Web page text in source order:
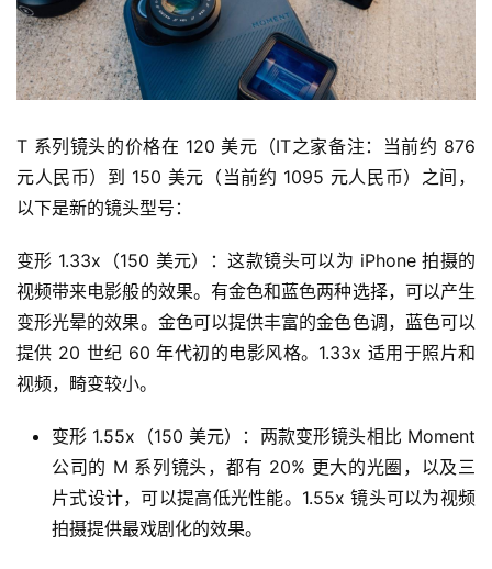
T 系列镜头的价格在 120 美元（IT之家备注：当前约 876
元人民币）到 150 美元（当前约 1095 元人民币）之间，
以下是新的镜头型号：
变形 1.33x（150 美元）：这款镜头可以为 iPhone 拍摄的
视频带来电影般的效果。有金色和蓝色两种选择，可以产生
变形光晕的效果。金色可以提供丰富的金色色调，蓝色可以
提供 20 世纪 60 年代初的电影风格。1.33x 适用于照片和
视频，畸变较小。
变形 1.55x（150 美元）：两款变形镜头相比 Moment
公司的 M 系列镜头，都有 20% 更大的光圈，以及三
片式设计，可以提高低光性能。1.55x 镜头可以为视频
拍摄提供最戏剧化的效果。